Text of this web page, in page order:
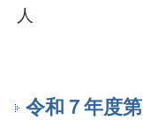
人
令和７年度